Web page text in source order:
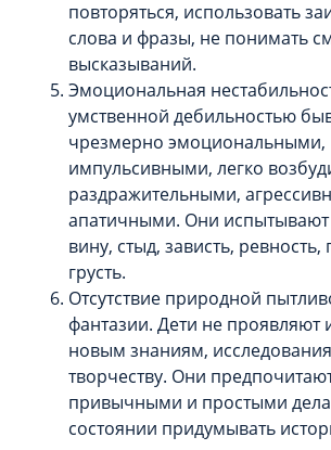
повторяться, использовать
слова и фразы, не понимать
высказываний.
Эмоциональная
умственной дебильностью
чрезмерно эмоциональными,
импульсивными, легко
раздражительными,
апатичными. Они испытывают
вину, стыд, зависть, ревность,
грусть.
Отсутствие природной
фантазии. Дети не проявляют
новым знаниям,
творчеству. Они
привычными и простыми
состоянии придумывать